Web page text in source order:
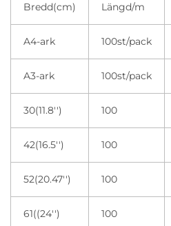
Bredd(cm) Längd/m
A4-ark 100st/pack
A3-ark 100st/pack
30(11.8'') 100
42(16.5'') 100
52(20.47'') 100
61((24'') 100